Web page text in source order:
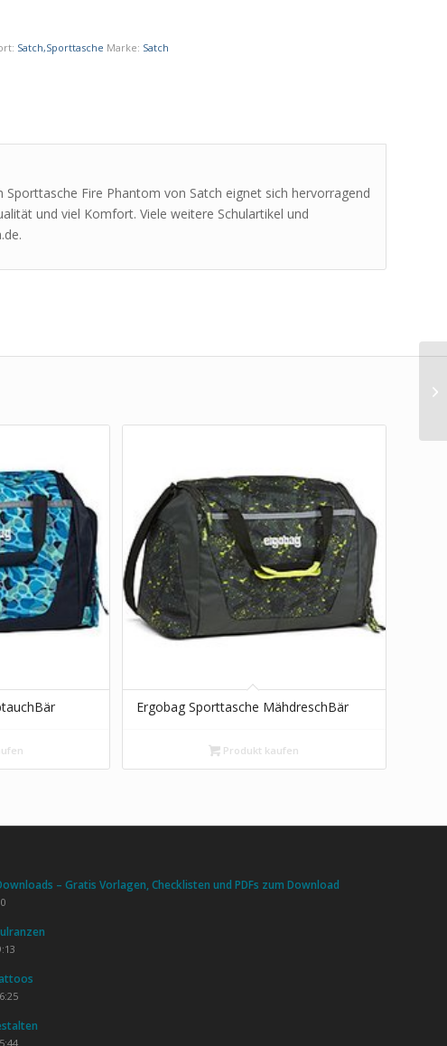
Satch,Sporttasche Marke: Satch
Sporttasche Fire Phantom von Satch eignet sich hervorragend
und viel Komfort. Viele weitere Schulartikel und
Ergobag Sporttasche MähdreschBär
Produkt kaufen
– Gratis Vorlagen, Checklisten und PDFs zum Download